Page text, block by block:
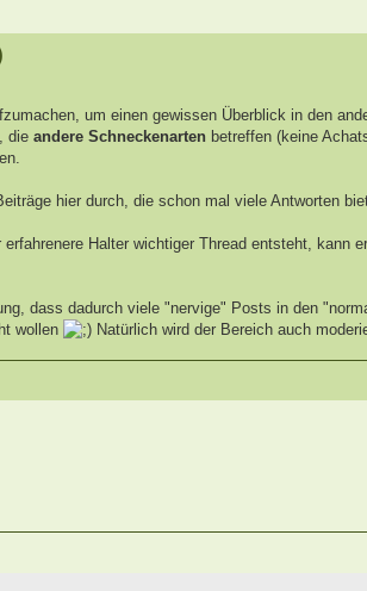
um einen gewissen Überblick in den
dieandere Schneckenarten betreffen (keine
hier durch, die schon mal viele Antworten
Halter wichtiger Thread entsteht, kann
dass dadurch viele "nervige" Posts in den
wollen
Natürlich wird der Bereich auch